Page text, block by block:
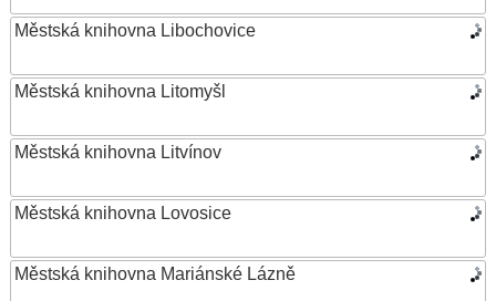
Městská knihovna Libochovice
Městská knihovna Litomyšl
Městská knihovna Litvínov
Městská knihovna Lovosice
Městská knihovna Mariánské Lázně